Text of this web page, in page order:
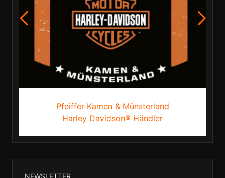
Pfeiffer Kamen & Münsterland
Harley Davidson® Händler
NEWSLETTER